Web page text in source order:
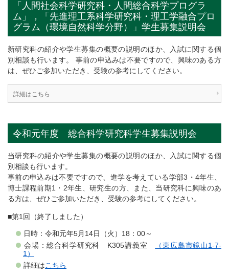
「人間社会科学研究科・人間総合科学プログラ
ム」，「先進理工系科学研究科・理工学融合プロ
グラム（環境自然科学分野）」学生募集説明会
新研究科の紹介や学生募集の概要の説明のほか、入試に関する個
別相談も行います。 事前の申込みは不要ですので、興味のある方
は、ぜひご参加いただき、受験の参考にしてください。
詳細はこちら
令和元年度 総合科学研究科学生募集説明会
当研究科の紹介や学生募集の概要の説明のほか、入試に関する個
別相談も行います。
事前の申込みは不要ですので、進学を考えている学部3・4年生、
博士課程前期1・2年生、研究生の方、また、当研究科に興味のあ
る方は、ぜひご参加いただき、受験の参考にしてください。
■第1回（終了しました）
日時：令和元年5月14日（火）18：00～
会場：総合科学研究科 K305講義室
（東広島市鏡山1-7-
1）
詳細はこちら